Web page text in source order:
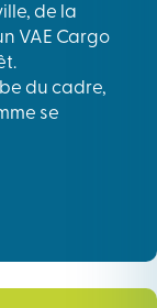
de la
VAE Cargo
du cadre,
se